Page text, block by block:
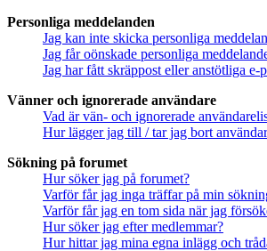
Personliga meddelanden
Jag kan inte skicka personliga
Jag får oönskade personliga
Jag har fått skräppost eller anstötliga
Vänner och ignorerade användare
Vad är vän- och ignorerade
Hur lägger jag till / tar jag bort
Sökning på forumet
Hur söker jag på forumet?
Varför får jag inga träffar på min
Varför får jag en tom sida när jag
Hur söker jag efter medlemmar?
Hur hittar jag mina egna inlägg och